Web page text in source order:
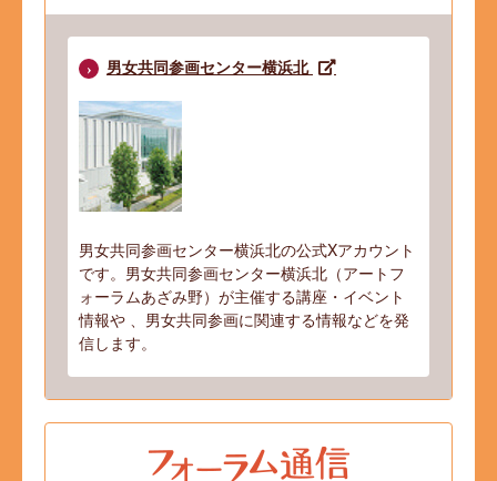
男女共同参画センター横浜北
男女共同参画センター横浜北の公式Xアカウント
です。男女共同参画センター横浜北（アートフ
ォーラムあざみ野）が主催する講座・イベント
情報や 、男女共同参画に関連する情報などを発
信します。